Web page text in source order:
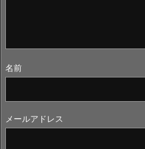
名前
メールアドレス